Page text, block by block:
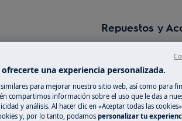
Repuestos y
Encuentra
recíbelos
A la tienda en
una experiencia personalizada.
para mejorar nuestro sitio web, así como para
compartimos información sobre el uso que le das a
y análisis. Al hacer clic en «Aceptar todas las
y, por lo tanto, podamos personalizar tu